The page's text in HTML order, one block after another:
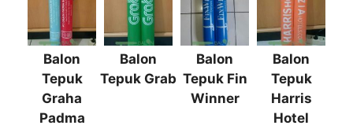
Balon
Tepuk
Graha
Padma
Balon
Tepuk Grab
Balon
Tepuk Fin
Winner
Balon
Tepuk
Harris
Hotel